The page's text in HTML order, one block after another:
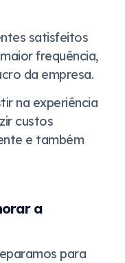
satisfeitos
frequência,
da empresa.
na experiência
custos
e também
a
para